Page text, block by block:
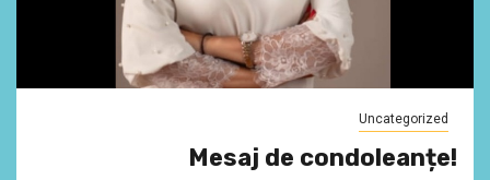
Uncategorized
Mesaj de condoleanțe!